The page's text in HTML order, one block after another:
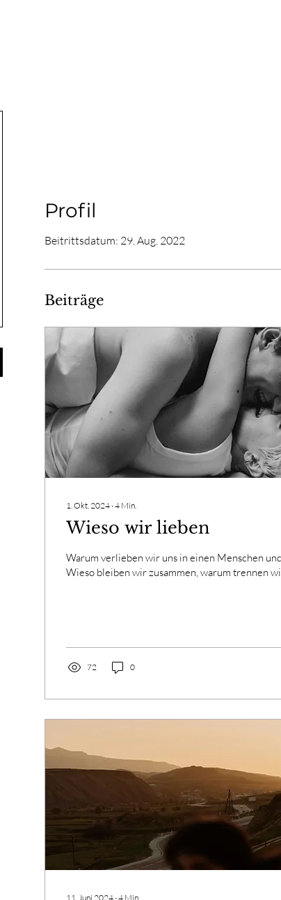
Profil
Beitrittsdatum: 29. Aug. 2022
Beiträge
1. Okt. 2024 ∙4 Min.
Wieso wir lieben
Warum verlieben wir uns in einen Menschen
Wieso bleiben wir zusammen, warum trennen
72 0
11. Juni 2024 ∙4 Min.